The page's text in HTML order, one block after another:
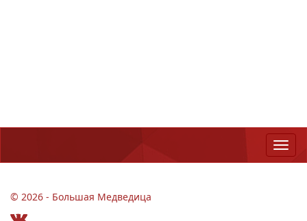
© 2026 - Большая Медведица